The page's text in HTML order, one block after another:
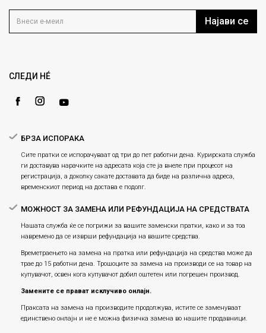
Блог
Gift Card
Како да купите
Замена и рефундација на производи
Најави се
СЛЕДИ НÉ
БРЗА ИСПОРАКА
Сите пратки се испорачуваат од три до пет работни дена. Курирската служба
ги доставува нарачките на адресата која сте ја внеле при процесот на
регистрација, а доколку сакате доставата да биде на различна адреса,
временскиот период на достава е подолг.
МОЖНОСТ ЗА ЗАМЕНА ИЛИ РЕФУНДАЦИЈА НА СРЕДСТВАТА
Нашата служба ќе се погрижи за вашите заменски пратки, како и за тоа
навремено да се изврши рефундација на вашите средства.
Времетраењето на замена на пратка или рефундацијa на средства може да
трае до 15 работни дена. Трошоците за замена на производи се на товар на
купувачот, освен кога купувачот добил оштетен или погрешен производ.
Замените се прават исклучиво онлајн.
Праксата на замена на производите продолжува, истите се заменуваат
единствено онлајн и не е можна физичка замена во нашите продавници.